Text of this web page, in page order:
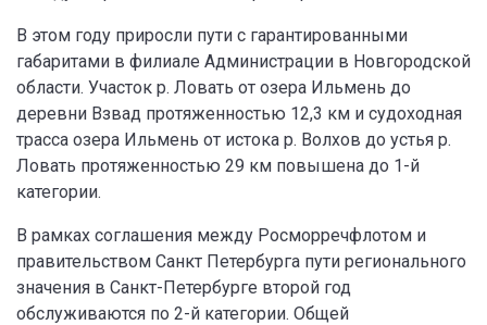
В этом году приросли пути с гарантированными
габаритами в филиале Администрации в Новгородской
области. Участок р. Ловать от озера Ильмень до
деревни Взвад протяженностью 12,3 км и судоходная
трасса озера Ильмень от истока р. Волхов до устья р.
Ловать протяженностью 29 км повышена до 1-й
категории.
В рамках соглашения между Росморречфлотом и
правительством Санкт Петербурга пути регионального
значения в Санкт-Петербурге второй год
обслуживаются по 2-й категории. Общей